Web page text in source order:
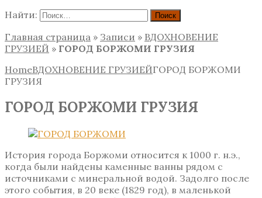
Найти:
Главная страница » Записи » ВДОХНОВЕНИЕ
ГРУЗИЕЙ » ГОРОД БОРЖОМИ ГРУЗИЯ
HomeВДОХНОВЕНИЕ ГРУЗИЕЙГОРОД БОРЖОМИ
ГРУЗИЯ
ГОРОД БОРЖОМИ ГРУЗИЯ
История города Боржоми относится к 1000 г. н.э.,
когда были найдены каменные ванны рядом с
источниками с минеральной водой. Задолго после
этого события, в 20 веке (1829 год), в маленькой